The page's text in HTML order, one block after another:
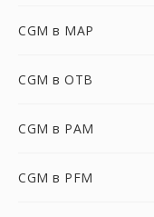
CGM в MAP
CGM в OTB
CGM в PAM
CGM в PFM